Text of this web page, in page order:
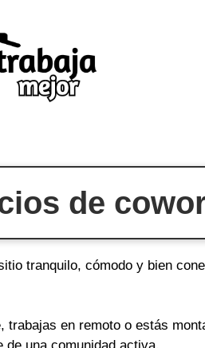
de
tranquilo, cómodo y bien
trabajas en remoto o estás